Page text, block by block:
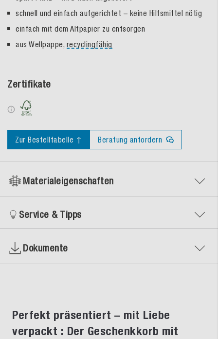
schnell und einfach aufgerichtet – keine Hilfsmittel nötig
einfach mit dem Altpapier zu entsorgen
aus Wellpappe, recyclingfähig
Zertifikate
Zur Bestelltabelle ↑ Beratung anfordern
Materialeigenschaften
Service & Tipps
Dokumente
Perfekt präsentiert – mit Liebe
verpackt : Der Geschenkkorb mit